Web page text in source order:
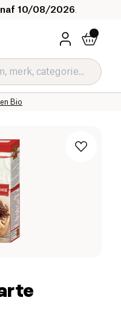
10/08/2026
Bio
Zoetwaren Bio